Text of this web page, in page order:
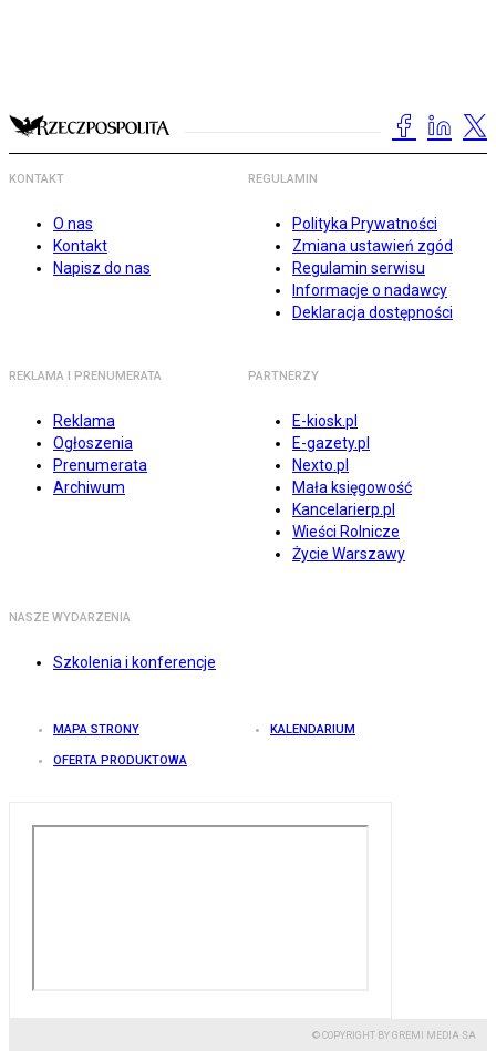
KONTAKT
O nas
Kontakt
Napisz do nas
REGULAMIN
Polityka Prywatności
Zmiana ustawień zgód
Regulamin serwisu
Informacje o nadawcy
Deklaracja dostępności
REKLAMA I PRENUMERATA
Reklama
Ogłoszenia
Prenumerata
Archiwum
PARTNERZY
E-kiosk.pl
E-gazety.pl
Nexto.pl
Mała księgowość
Kancelarierp.pl
Wieści Rolnicze
Życie Warszawy
NASZE WYDARZENIA
Szkolenia i konferencje
MAPA STRONY KALENDARIUM
OFERTA PRODUKTOWA
© COPYRIGHT BY GREMI MEDIA SA